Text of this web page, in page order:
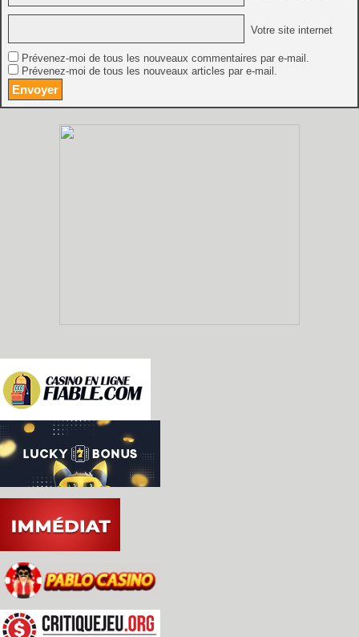
Votre site internet
Prévenez-moi de tous les nouveaux commentaires par e-mail.
Prévenez-moi de tous les nouveaux articles par e-mail.